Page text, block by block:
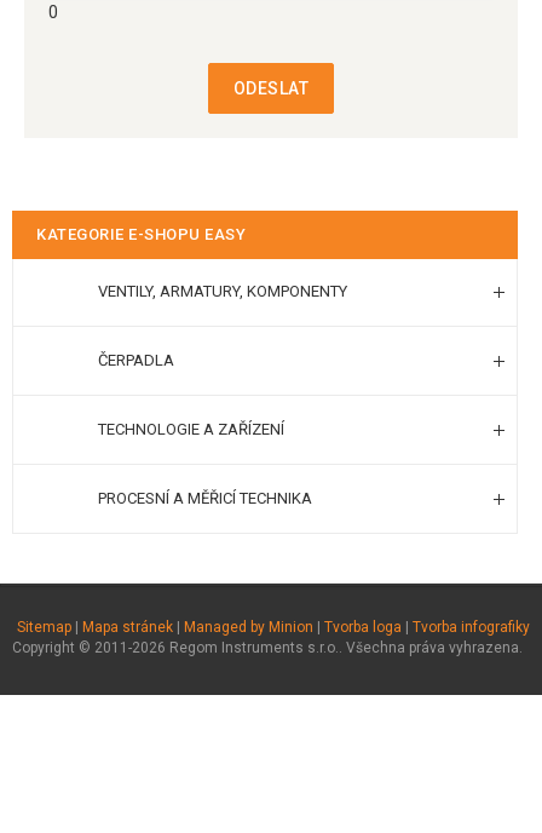
0
ODESLAT
KATEGORIE E-SHOPU EASY
VENTILY, ARMATURY, KOMPONENTY
ČERPADLA
TECHNOLOGIE A ZAŘÍZENÍ
PROCESNÍ A MĚŘICÍ TECHNIKA
Sitemap Mapa stránek Managed by Minion Tvorba loga
Tvorba infografiky
Copyright © 2011-2026 Regom Instruments s.r.o.. Všechna práva vyhrazena.